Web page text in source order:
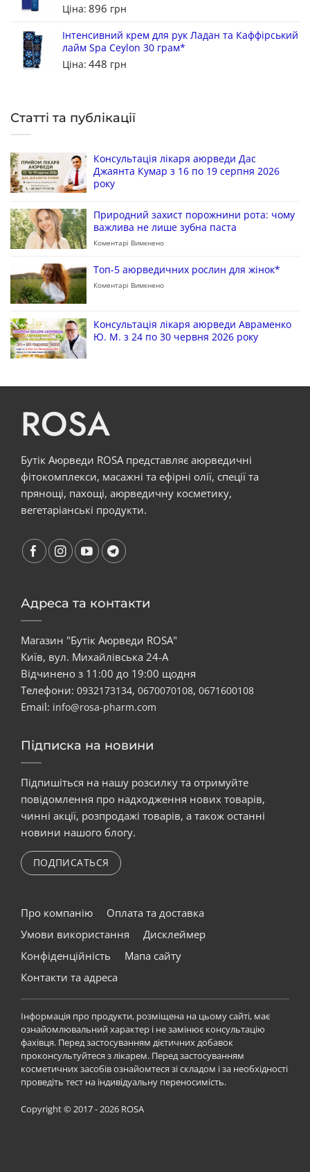
Ціна: 896 грн
Інтенсивний крем для рук Ладан та Каффірський
лайм Spa Ceylon 30 грам*
Ціна: 448 грн
Статті та публікації
Консультація лікаря аюрведи Дас
Джаянта Кумар з 16 по 19 серпня 2026
року
Природний захист порожнини рота: чому
важлива не лише зубна паста
Коментарі Вимкнено
Топ-5 аюрведичних рослин для жінок*
Коментарі Вимкнено
Консультація лікаря аюрведи Авраменко
Ю. М. з 24 по 30 червня 2026 року
ROSA
Бутік Аюрведи ROSA представляє аюрведичні
фітокомплекси, масажні та ефірні олії, спеції та
прянощі, пахощі, аюрведичну косметику,
вегетаріанські продукти.
Адреса та контакти
Магазин "Бутік Аюрведи ROSA"
Київ, вул. Михайлівська 24-А
Відчинено з 11:00 до 19:00 щодня
Телефони: 0932173134, 0670070108, 0671600108
Email: info@rosa-pharm.com
Підписка на новини
Підпишіться на нашу розсилку та отримуйте
повідомлення про надходження нових товарів,
чинні акції, розпродажі товарів, а також останні
новини нашого блогу.
ПОДПИСАТЬСЯ
Про компанію
Оплата та доставка
Умови використання
Дисклеймер
Конфіденційність
Мапа сайту
Контакти та адреса
Інформація про продукти, розміщена на цьому сайті, має
ознайомлювальний характер і не замінює консультацію
фахівця. Перед застосуванням дієтичних добавок
проконсультуйтеся з лікарем. Перед застосуванням
косметичних засобів ознайомтеся зі складом і за необхідності
проведіть тест на індивідуальну переносимість.
Copyright © 2017 - 2026 ROSA